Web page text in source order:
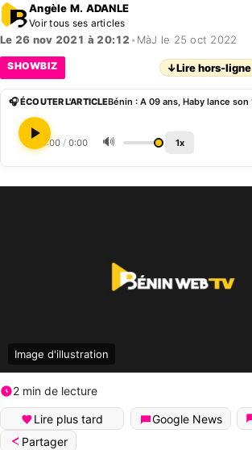
Angèle M. ADANLE
Voir tous ses articles
Le 26 nov 2021 à 20:12 • MàJ le 25 oct 2022
SHOWBIZ ↓Lire hors-ligne
🎧 ÉCOUTER L'ARTICLE
0:00 / 0:00 🔊 1x
Image d'illustration
2 min de lecture
Lire plus tard Google News
Partager